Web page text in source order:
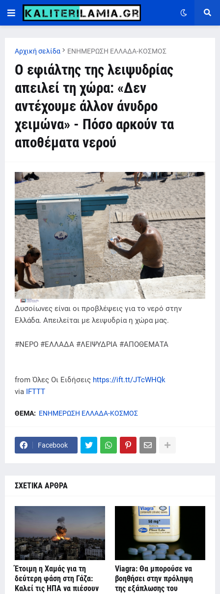
Αρχική σελίδα ΕΝΗΜΕΡΩΣΗ ΕΛΛΑΔΑ-ΚΟΣΜΟΣ
Ο εφιάλτης της λειψυδρίας
απειλεί τη χώρα: «Δεν
αντέχουμε άλλον άνυδρο
χειμώνα» - Πόσο αρκούν τα
αποθέματα νερού
Δυσοίωνες είναι οι προβλέψεις για το νερό στην
Ελλάδα. Απειλείται με λειψυδρία η χώρα μας.
#ΝΕΡΟ #ΕΛΛΑΔΑ #ΛΕΙΨΥΔΡΙΑ #ΑΠΟΘΕΜΑΤΑ
from Όλες Οι Ειδήσεις https://ift.tt/JTcWHQk
via IFTTT
ΘΕΜΑ: ΕΝΗΜΕΡΩΣΗ ΕΛΛΑΔΑ-ΚΟΣΜΟΣ
Facebook
ΣΧΕΤΙΚΑ ΑΡΘΡΑ
Έτοιμη η Χαμάς για τη
δεύτερη φάση στη Γάζα:
Καλεί τις ΗΠΑ να πιέσουν
Viagra: Θα μπορούσε να
βοηθήσει στην πρόληψη
της εξάπλωσης του